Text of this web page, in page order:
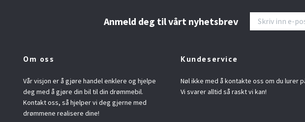
Anmeld deg til vårt nyhetsbrev
Om oss
Vår visjon er å gjøre handel enklere og hjelpe
deg med å gjøre din bil til din drømmebil.
Kontakt oss, så hjelper vi deg gjerne med
drømmene realisere dine!
Kundeservice
Nøl ikke med å kontakte oss om du lurer
Vi svarer alltid så raskt vi kan!